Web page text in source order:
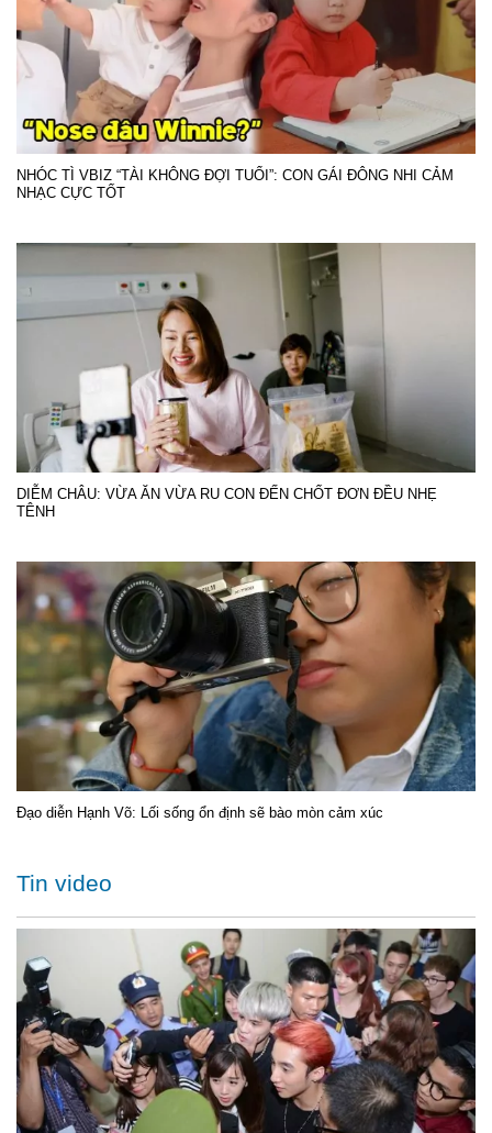
NHÓC TÌ VBIZ “TÀI KHÔNG ĐỢI TUỔI”: CON GÁI ĐÔNG NHI CẢM
NHẠC CỰC TỐT
DIỄM CHÂU: VỪA ĂN VỪA RU CON ĐẾN CHỐT ĐƠN ĐỀU NHẸ
TÊNH
Đạo diễn Hạnh Võ: Lối sống ổn định sẽ bào mòn cảm xúc
Tin video